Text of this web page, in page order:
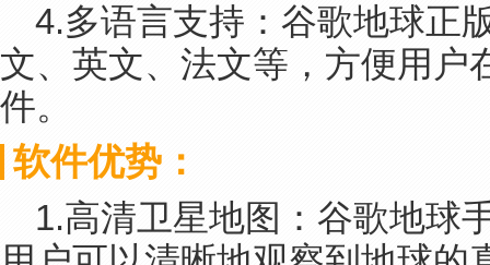
4.多语言支持：谷歌地球正
文、英文、法文等，方便用户
件。
软件优势：
1.高清卫星地图：谷歌地球